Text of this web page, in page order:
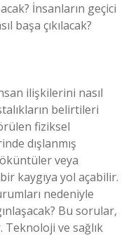
İnsanların geçici
başa çıkılacak?
ilişkilerini nasıl
belirtileri
fiziksel
dışlanmış
veya
kaygıya yol açabilir.
nedeniyle
Bu sorular,
ve sağlık